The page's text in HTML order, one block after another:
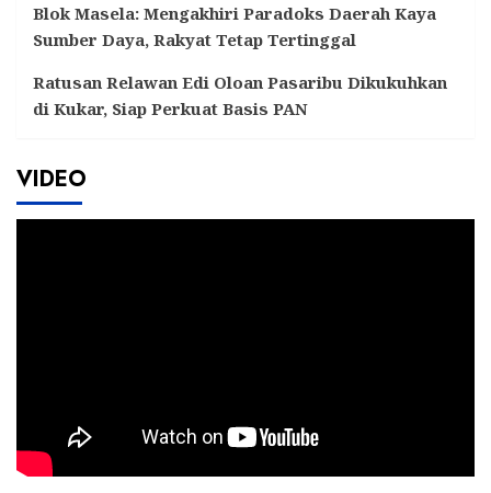
Blok Masela: Mengakhiri Paradoks Daerah Kaya
Sumber Daya, Rakyat Tetap Tertinggal
Ratusan Relawan Edi Oloan Pasaribu Dikukuhkan
di Kukar, Siap Perkuat Basis PAN
VIDEO